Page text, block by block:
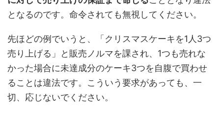
となるのです。命令されても無視してください。
先ほどの例でいうと、「クリスマスケーキを1人3つ
売り上げる」と販売ノルマを課され、1つも売れな
かった場合に未達成分のケーキ3つを自腹で買わせ
ることは違法です。こういう要求があっても、一
切、応じないでください。